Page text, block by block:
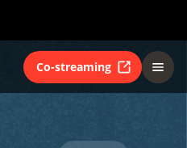
Co-streaming